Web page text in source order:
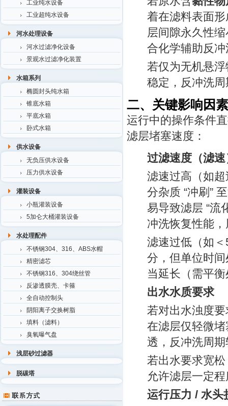
工业纯水设备
工业超纯水设备
河水处理设备
河水过滤净化设备
景观水过滤净化装置
水箱系列
椭圆封头纯水箱
锥底水箱
平底水箱
卧式水箱
供水设备
无负压供水设备
压力供水设备
灌装设备
小瓶灌装设备
5加仑大桶灌装设备
水处理配件
不锈钢304、316、ABS水帽
精密滤芯
不锈钢316、304绕丝管
反渗透膜壳、卡箍
全自动控制头
阴阳离子交换树脂
填料（滤料）
臭氧曝气盘
浅层砂过滤器
脱碳塔
着在滤料表面
层间隙永久性
合化学辅助反
若仅为无机悬
稳定，反冲洗
二、关键影响因
运行中的操作条件
滤层堵塞速度：
过滤速度（滤速
滤速过高（如
分杂质 “冲刷”
易导致滤层 “流
冲洗恢复性能
滤速过低（如
分，但单位时
当延长（需平
出水水质要求
若对出水浊度
在滤层仅轻微
透，反冲洗周
若出水要求宽
允许滤层一定
运行压力 / 水头